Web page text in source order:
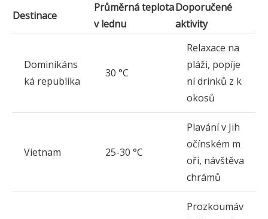
Destinace
Průměrná teplota
v lednu
Doporučené
aktivity
Dominikáns
ká republika
30 °C
Relaxace na
pláži, popíje
ní drinků z k
okosů
Vietnam 25-30 °C
Plavání v Jih
očínském m
oři, návštěva
chrámů
Prozkoumáv